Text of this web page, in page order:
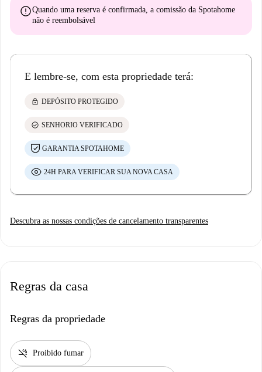
errorQuando uma reserva é confirmada, a comissão da Spotahome
não é reembolsável
E lembre-se, com esta propriedade terá:
lock DEPÓSITO PROTEGIDO
check_circle SENHORIO VERIFICADO
GARANTIA SPOTAHOME
24H PARA VERIFICAR SUA NOVA CASA
Descubra as nossas condições de cancelamento transparentes
Regras da casa
Regras da propriedade
smoke_free Proibido fumar